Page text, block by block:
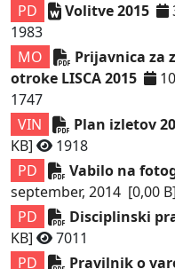
PD
Volitve 2015
1983
MO
Prijavnica za
otroke LISCA 2015
1747
VIN
Plan izletov
KB]
1918
PD
Vabilo na
september, 2014 [0,00 B]
PD
Disciplinski
KB]
7011
PD
Pravilnik o